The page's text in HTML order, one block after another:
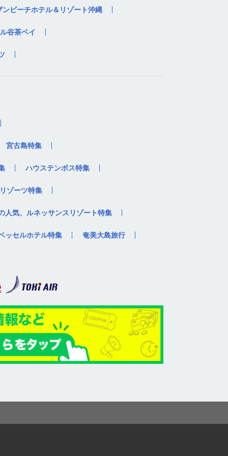
ンビーチホテル＆リゾート沖縄
谷茶ベイ
宮古島特集
ハウステンボス特集
ゾーツ特集
人気、ルネッサンスリゾート特集
ッセルホテル特集 奄美大島旅行